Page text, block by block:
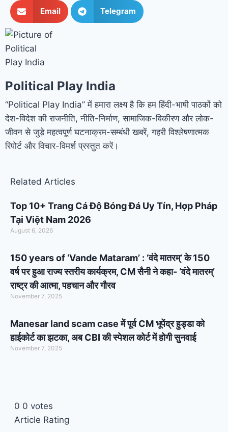
Email Telegram
Political Play India
“Political Play India” में हमारा लक्ष्य है कि हम हिंदी-भाषी पाठकों को
देश-विदेश की राजनीति, नीति-निर्माण, सामाजिक-विकीरण और लोक-
जीवन से जुड़े महत्वपूर्ण घटनाक्रम-सम्बंधी खबरें, गहरी विश्लेषणात्मक
रिपोर्ट और विचार-विमर्श प्रस्तुत करें।
Related Articles
Top 10+ Trang Cá Độ Bóng Đá Uy Tín, Hợp Pháp
Tại Việt Nam 2026
August 6, 2026
150 years of ‘Vande Mataram’ : ‘वंदे मातरम्’ के 150
वर्ष पर हुआ राज्य स्तरीय कार्यक्रम, CM सैनी ने कहा- ‘वंदे मातरम्’
राष्ट्र की आत्मा, पहचान और गौरव
November 7, 2025
Manesar land scam case में पूर्व CM भूपेंद्र हुड्डा को
हाईकोर्ट का झटका, अब CBI की स्पेशल कोर्ट में होगी सुनवाई
November 7, 2025
0 0 votes
Article Rating